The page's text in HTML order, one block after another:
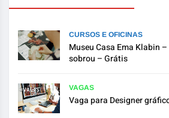
CURSOS E OFICINAS
Museu Casa Ema Klabin
sobrou – Grátis
VAGAS
Vaga para Designer